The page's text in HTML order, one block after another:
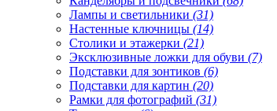
Лампы и светильники (31)
Настенные ключницы (14)
Столики и этажерки (21)
Эксклюзивные ложки для обуви (7)
Подставки для зонтиков (6)
Подставки для картин (20)
Рамки для фотографий (31)